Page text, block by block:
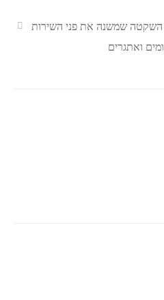
השקטה שמשנה את פני השירות
ואתגרים